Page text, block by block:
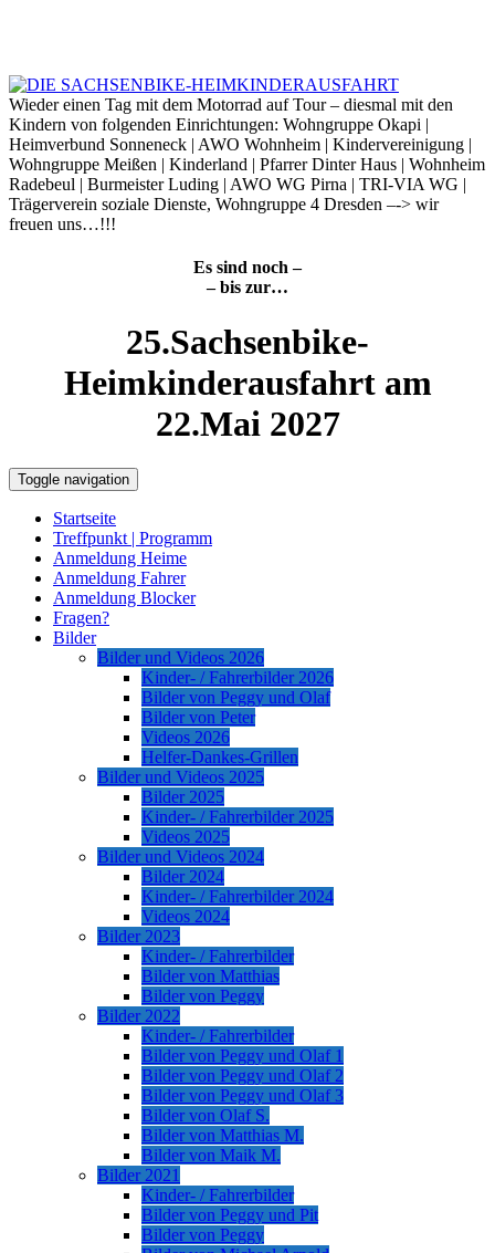
Wieder einen Tag mit dem Motorrad auf Tour – diesmal mit den
Kindern von folgenden Einrichtungen: Wohngruppe Okapi |
Heimverbund Sonneneck | AWO Wohnheim | Kindervereinigung |
Wohngruppe Meißen | Kinderland | Pfarrer Dinter Haus | Wohnheim
Radebeul | Burmeister Luding | AWO WG Pirna | TRI-VIA WG |
Trägerverein soziale Dienste, Wohngruppe 4 Dresden –-> wir
freuen uns…!!!
Es sind noch –
– bis zur…
25.Sachsenbike-
Heimkinderausfahrt am
22.Mai 2027
Toggle navigation
Startseite
Treffpunkt | Programm
Anmeldung Heime
Anmeldung Fahrer
Anmeldung Blocker
Fragen?
Bilder
Bilder und Videos 2026
Kinder- / Fahrerbilder 2026
Bilder von Peggy und Olaf
Bilder von Peter
Videos 2026
Helfer-Dankes-Grillen
Bilder und Videos 2025
Bilder 2025
Kinder- / Fahrerbilder 2025
Videos 2025
Bilder und Videos 2024
Bilder 2024
Kinder- / Fahrerbilder 2024
Videos 2024
Bilder 2023
Kinder- / Fahrerbilder
Bilder von Matthias
Bilder von Peggy
Bilder 2022
Kinder- / Fahrerbilder
Bilder von Peggy und Olaf 1
Bilder von Peggy und Olaf 2
Bilder von Peggy und Olaf 3
Bilder von Olaf S.
Bilder von Matthias M.
Bilder von Maik M.
Bilder 2021
Kinder- / Fahrerbilder
Bilder von Peggy und Pit
Bilder von Peggy